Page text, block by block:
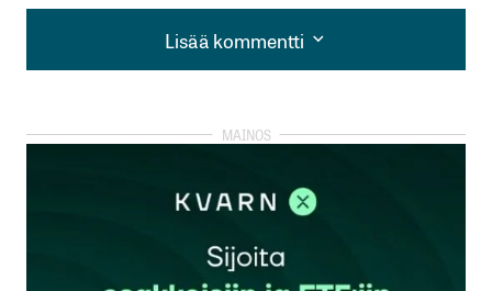
Lisää kommentti
Lisää kommentti
kirjautua
rekisteröityä